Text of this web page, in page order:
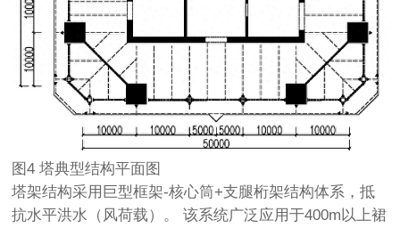
图4 塔典型结构平面图
塔架结构采用巨型框架-核心筒+支腿桁架结构体系，抵
抗水平洪水（风荷载）。 该系统广泛应用于400m以上裙